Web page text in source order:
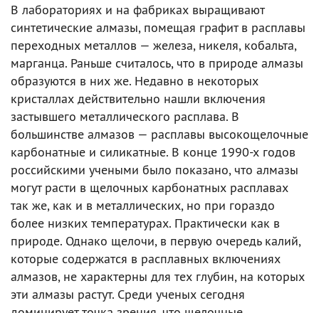
В лабораториях и на фабриках выращивают
синтетические алмазы, помещая графит в расплавы
переходных металлов — железа, никеля, кобальта,
марганца. Раньше считалось, что в природе алмазы
образуются в них же. Недавно в некоторых
кристаллах действительно нашли включения
застывшего металлического расплава. В
большинстве алмазов — расплавы высокощелочные
карбонатные и силикатные. В конце 1990-х годов
российскими учеными было показано, что алмазы
могут расти в щелочных карбонатных расплавах
так же, как и в металлических, но при гораздо
более низких температурах. Практически как в
природе. Однако щелочи, в первую очередь калий,
которые содержатся в расплавных включениях
алмазов, не характерны для тех глубин, на которых
эти алмазы растут. Среди ученых сегодня